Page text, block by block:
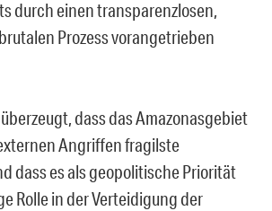
durch einen transparenzlosen,
Prozess vorangetrieben
dass das Amazonasgebiet
Angriffen fragilste
dass es als geopolitische Priorität
Rolle in der Verteidigung der